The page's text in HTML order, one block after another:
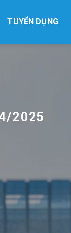
TUYỂN DỤNG
2025